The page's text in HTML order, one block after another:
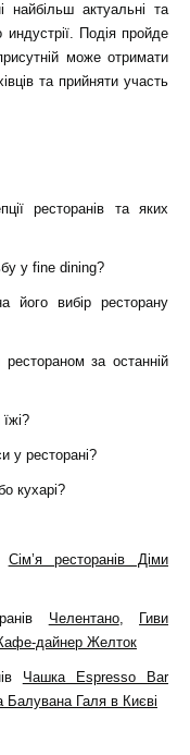
найбільш актуальні та
индустрії. Подія пройде
може отримати
та прийняти участь
ресторанів та яких
у fine dining?
його вибір ресторану
рестораном за останній
у ресторані?
кухарі?
Сім’я ресторанів Діми
Челентано,
Гиви
дайнер Желток
Чашка Espresso Bar
Балувана Галя в Києві